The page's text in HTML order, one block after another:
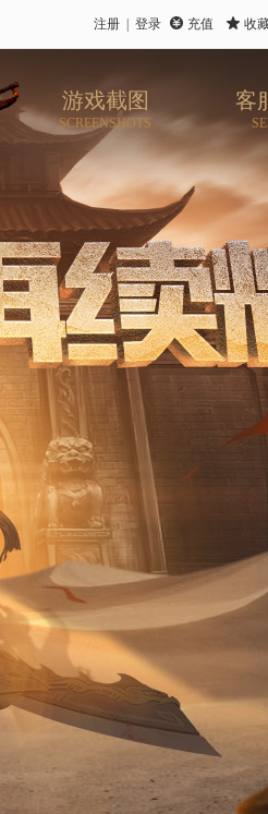
充值 收
登录
注册
游戏截图
SCREENSHOTS
客